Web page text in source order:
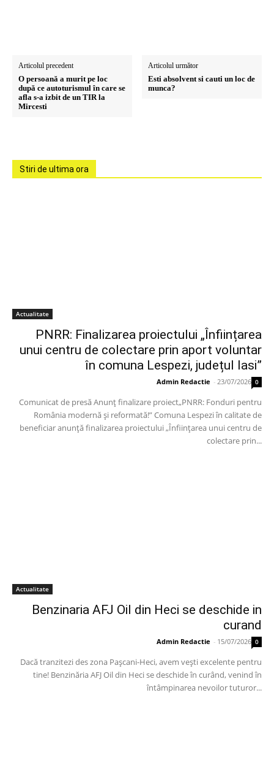
Articolul precedent
O persoană a murit pe loc
după ce autoturismul în care se
afla s-a izbit de un TIR la
Mircesti
Articolul următor
Esti absolvent si cauti un loc de
munca?
Stiri de ultima ora
Actualitate
PNRR: Finalizarea proiectului „Înființarea
unui centru de colectare prin aport voluntar
în comuna Lespezi, județul Iasi”
Admin Redactie - 23/07/2026 0
Comunicat de presă Anunț finalizare proiect„PNRR: Fonduri pentru
România modernă și reformată!” Comuna Lespezi în calitate de
beneficiar anunță finalizarea proiectului „Înființarea unui centru de
colectare prin...
Actualitate
Benzinaria AFJ Oil din Heci se deschide in
curand
Admin Redactie - 15/07/2026 0
Dacă tranzitezi des zona Pașcani-Heci, avem vești excelente pentru
tine! Benzinăria AFJ Oil din Heci se deschide în curând, venind în
întâmpinarea nevoilor tuturor...